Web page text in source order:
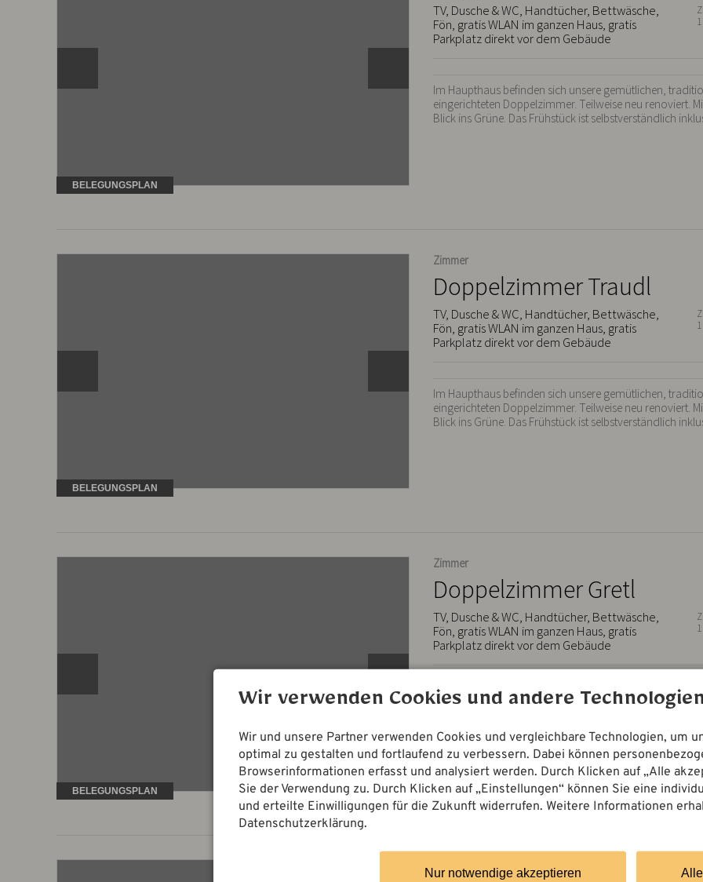
TV, Dusche & WC, Handtücher, Bettwäsche,
Fön, gratis WLAN im ganzen Haus, gratis
Parkplatz direkt vor dem Gebäude
Im Haupthaus befinden sich unsere gemütlichen,
eingerichteten Doppelzimmer. Teilweise neu renoviert.
Blick ins Grüne. Das Frühstück ist selbstverständlich
BELEGUNGSPLAN
Zimmer
Doppelzimmer Traudl
TV, Dusche & WC, Handtücher, Bettwäsche,
Fön, gratis WLAN im ganzen Haus, gratis
Parkplatz direkt vor dem Gebäude
Im Haupthaus befinden sich unsere gemütlichen,
eingerichteten Doppelzimmer. Teilweise neu renoviert.
Blick ins Grüne. Das Frühstück ist selbstverständlich
BELEGUNGSPLAN
Zimmer
Doppelzimmer Gretl
TV, Dusche & WC, Handtücher, Bettwäsche,
Fön, gratis WLAN im ganzen Haus, gratis
Parkplatz direkt vor dem Gebäude
Im Haupthaus befinden sich unsere gemütlichen,
eingerichteten Doppelzimmer. Teilweise neu renoviert.
BELEGUNGSPLAN
Ferienwohnung
Wir verwenden Cookies und andere
Wir und unsere Partner verwenden Cookies und vergleichbare Technologien, um
optimal zu gestalten und fortlaufend zu verbessern. Dabei können
Browserinformationen erfasst und analysiert werden. Durch Klicken auf „Alle
Sie der Verwendung zu. Durch Klicken auf „Einstellungen“ können Sie eine
und erteilte Einwilligungen für die Zukunft widerrufen. Weitere Informationen
Datenschutzerklärung.
Nur notwendige akzeptieren